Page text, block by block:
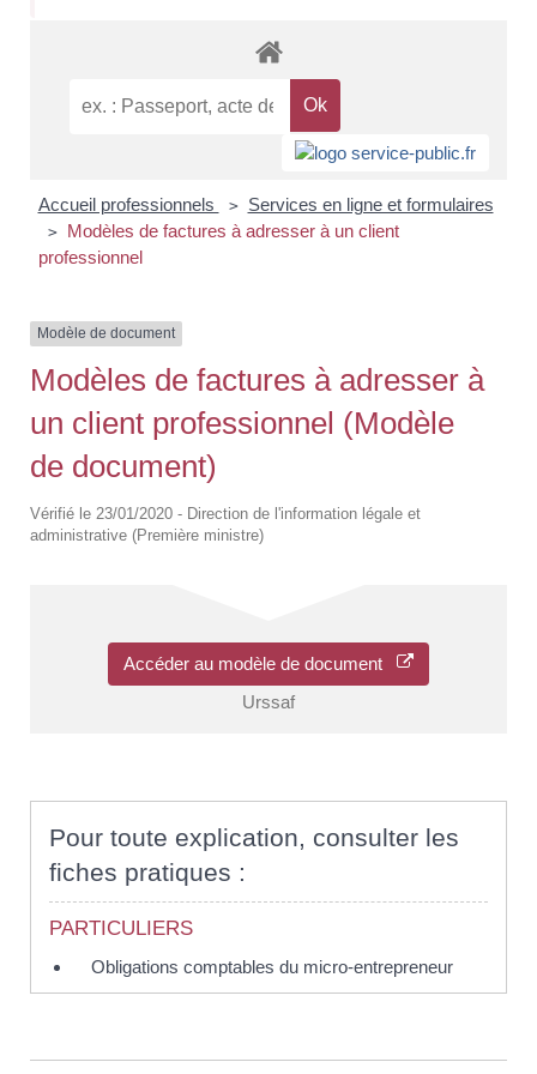
Accueil professionnels > Services en ligne et formulaires
>
Modèles de factures à adresser à un client
professionnel
Modèle de document
Modèles de factures à adresser à
un client professionnel (Modèle
de document)
Vérifié le 23/01/2020 - Direction de l'information légale et
administrative (Première ministre)
Accéder au modèle de document
Urssaf
Pour toute explication, consulter les
fiches pratiques :
PARTICULIERS
Obligations comptables du micro-entrepreneur